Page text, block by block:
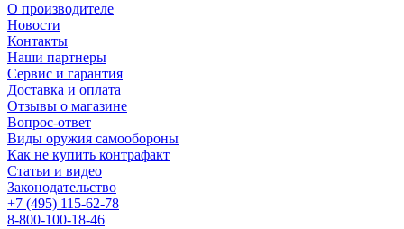
О производителе
Новости
Контакты
Наши партнеры
Сервис и гарантия
Доставка и оплата
Отзывы о магазине
Вопрос-ответ
Виды оружия самообороны
Как не купить контрафакт
Статьи и видео
Законодательство
+7 (495) 115-62-78
8-800-100-18-46